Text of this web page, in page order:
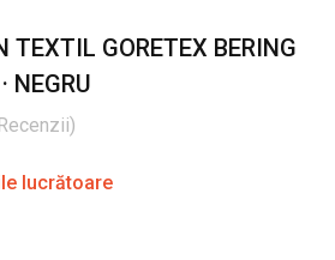
TEXTIL GORETEX BERING
NEGRU
Recenzii)
lucrătoare